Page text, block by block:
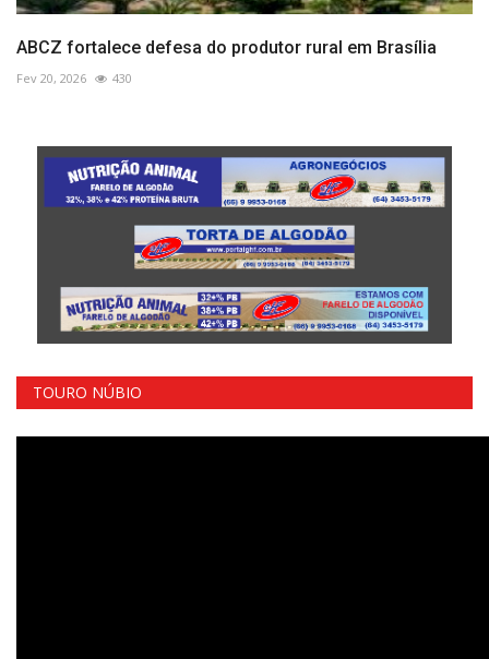
ABCZ fortalece defesa do produtor rural em Brasília
Fev 20, 2026 430
TOURO NÚBIO